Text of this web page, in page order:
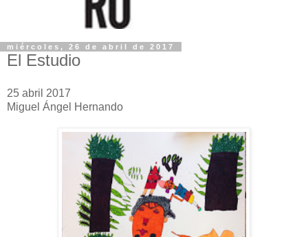
miércoles, 26 de abril de 2017
El Estudio
25 abril 2017
Miguel Ángel Hernando